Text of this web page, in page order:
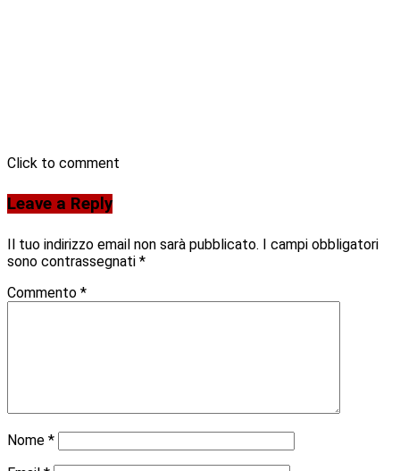
Click to comment
Leave a Reply
Il tuo indirizzo email non sarà pubblicato. I campi obbligatori
sono contrassegnati *
Commento *
Nome *